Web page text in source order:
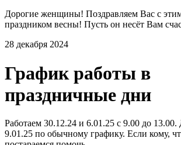
Дорогие женщины! Поздравляем Вас с
праздником весны! Пусть он несёт Вам
28 декабря 2024
График работы в
праздничные дни
Работаем 30.12.24 и 6.01.25 с 9.00 до
9.01.25 по обычному графику. Если кому,